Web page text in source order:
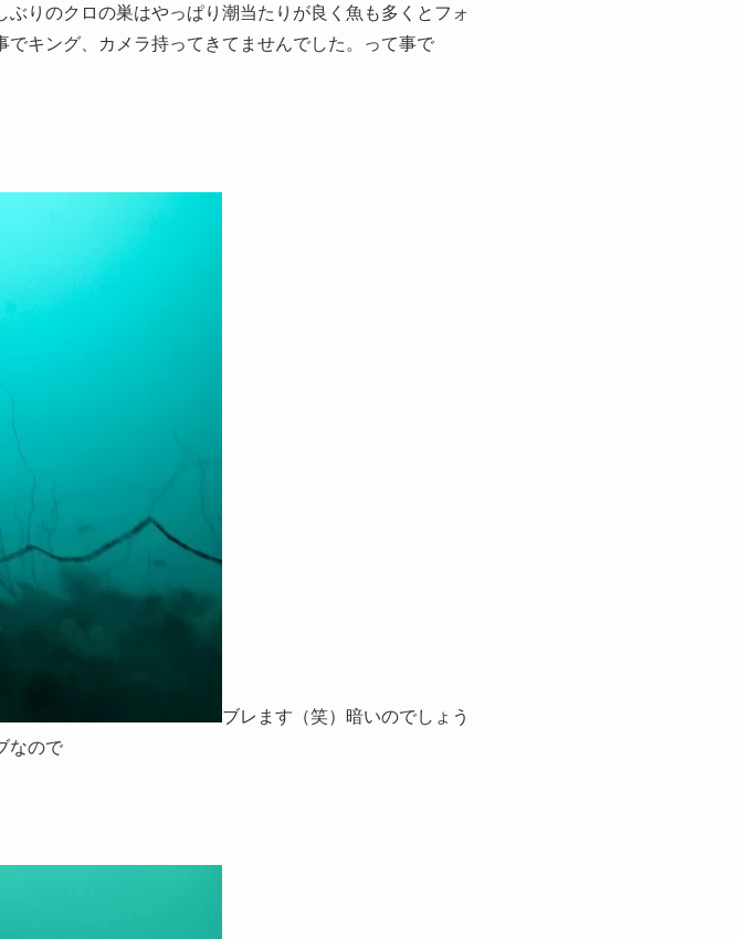
りのクロの巣はやっぱり潮当たりが良く魚も多くとフォ
キング、カメラ持ってきてませんでした。って事で
ブレます（笑）暗いのでしょう
なので